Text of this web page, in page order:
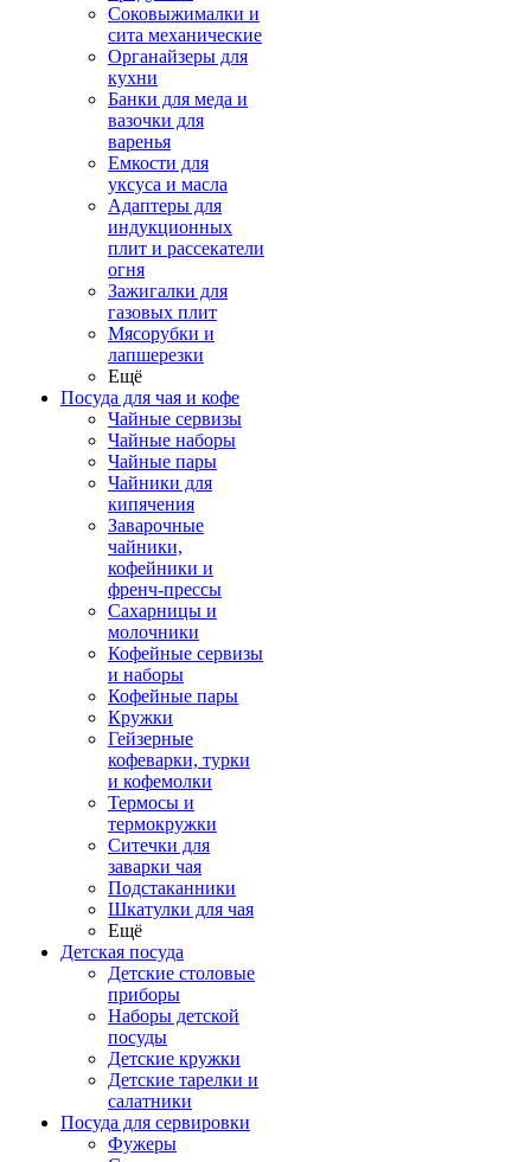
Соковыжималки и
сита механические
Органайзеры для
кухни
Банки для меда и
вазочки для
варенья
Емкости для
уксуса и масла
Адаптеры для
индукционных
плит и рассекатели
огня
Зажигалки для
газовых плит
Мясорубки и
лапшерезки
Ещё
Посуда для чая и кофе
Чайные сервизы
Чайные наборы
Чайные пары
Чайники для
кипячения
Заварочные
чайники,
кофейники и
френч-прессы
Сахарницы и
молочники
Кофейные сервизы
и наборы
Кофейные пары
Кружки
Гейзерные
кофеварки, турки
и кофемолки
Термосы и
термокружки
Ситечки для
заварки чая
Подстаканники
Шкатулки для чая
Ещё
Детская посуда
Детские столовые
приборы
Наборы детской
посуды
Детские кружки
Детские тарелки и
салатники
Посуда для сервировки
Фужеры